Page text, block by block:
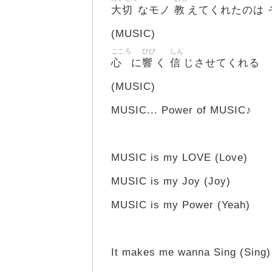
大切 なモノ 教 えてくれたのは
(MUSIC)
心
こころ
に響
ひび
く 信
しん
じさせてくれる
(MUSIC)
MUSIC... Power of MUSIC♪
MUSIC is my LOVE (Love)
MUSIC is my Joy (Joy)
MUSIC is my Power (Yeah)
It makes me wanna Sing (Sing)